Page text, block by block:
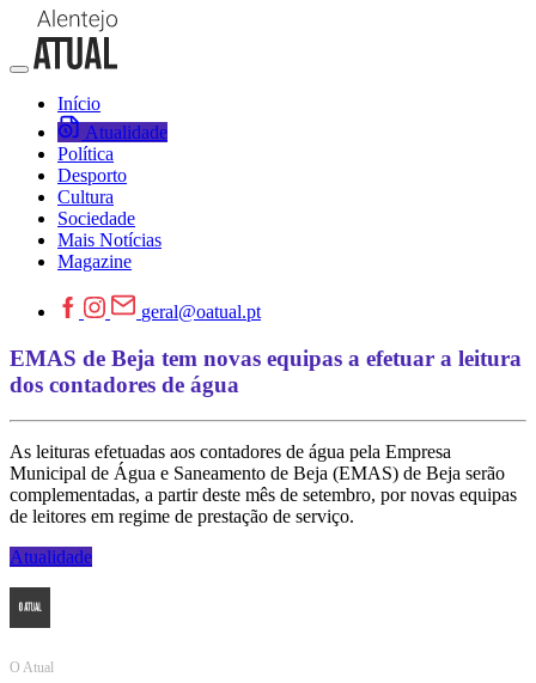
Início
Atualidade
Política
Desporto
Cultura
Sociedade
Mais Notícias
Magazine
geral@oatual.pt
EMAS de Beja tem novas equipas a efetuar a leitura
dos contadores de água
As leituras efetuadas aos contadores de água pela Empresa
Municipal de Água e Saneamento de Beja (EMAS) de Beja serão
complementadas, a partir deste mês de setembro, por novas equipas
de leitores em regime de prestação de serviço.
Atualidade
O Atual